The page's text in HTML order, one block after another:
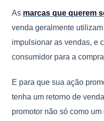
As marcas que querem
venda geralmente
impulsionar as vendas, e
consumidor para a
E para que sua ação
tenha um retorno de
promotor não só como